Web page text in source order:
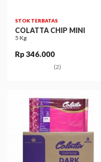
STOK TERBATAS
COLATTA CHIP MINI
5 Kg
Rp 346.000
(2)